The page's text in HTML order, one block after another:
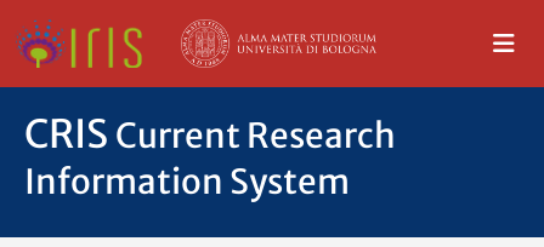
CRIS Current Research
Information System